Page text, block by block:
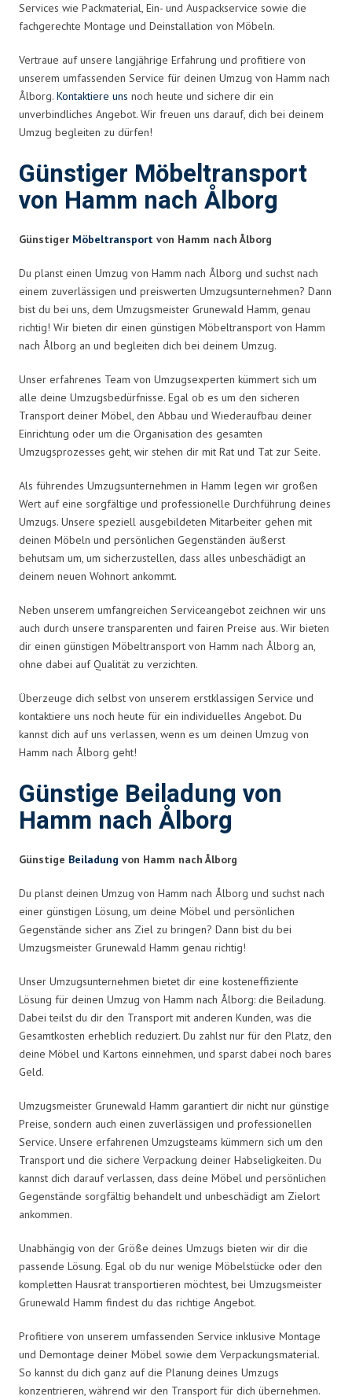
Services wie Packmaterial, Ein- und Auspackservice sowie die
fachgerechte Montage und Deinstallation von Möbeln.
Vertraue auf unsere langjährige Erfahrung und profitiere von
unserem umfassenden Service für deinen Umzug von Hamm nach
Ålborg. Kontaktiere uns noch heute und sichere dir ein
unverbindliches Angebot. Wir freuen uns darauf, dich bei deinem
Umzug begleiten zu dürfen!
Günstiger Möbeltransport
von Hamm nach Ålborg
Günstiger Möbeltransport von Hamm nach Ålborg
Du planst einen Umzug von Hamm nach Ålborg und suchst nach
einem zuverlässigen und preiswerten Umzugsunternehmen? Dann
bist du bei uns, dem Umzugsmeister Grunewald Hamm, genau
richtig! Wir bieten dir einen günstigen Möbeltransport von Hamm
nach Ålborg an und begleiten dich bei deinem Umzug.
Unser erfahrenes Team von Umzugsexperten kümmert sich um
alle deine Umzugsbedürfnisse. Egal ob es um den sicheren
Transport deiner Möbel, den Abbau und Wiederaufbau deiner
Einrichtung oder um die Organisation des gesamten
Umzugsprozesses geht, wir stehen dir mit Rat und Tat zur Seite.
Als führendes Umzugsunternehmen in Hamm legen wir großen
Wert auf eine sorgfältige und professionelle Durchführung deines
Umzugs. Unsere speziell ausgebildeten Mitarbeiter gehen mit
deinen Möbeln und persönlichen Gegenständen äußerst
behutsam um, um sicherzustellen, dass alles unbeschädigt an
deinem neuen Wohnort ankommt.
Neben unserem umfangreichen Serviceangebot zeichnen wir uns
auch durch unsere transparenten und fairen Preise aus. Wir bieten
dir einen günstigen Möbeltransport von Hamm nach Ålborg an,
ohne dabei auf Qualität zu verzichten.
Überzeuge dich selbst von unserem erstklassigen Service und
kontaktiere uns noch heute für ein individuelles Angebot. Du
kannst dich auf uns verlassen, wenn es um deinen Umzug von
Hamm nach Ålborg geht!
Günstige Beiladung von
Hamm nach Ålborg
Günstige Beiladung von Hamm nach Ålborg
Du planst deinen Umzug von Hamm nach Ålborg und suchst nach
einer günstigen Lösung, um deine Möbel und persönlichen
Gegenstände sicher ans Ziel zu bringen? Dann bist du bei
Umzugsmeister Grunewald Hamm genau richtig!
Unser Umzugsunternehmen bietet dir eine kosteneffiziente
Lösung für deinen Umzug von Hamm nach Ålborg: die Beiladung.
Dabei teilst du dir den Transport mit anderen Kunden, was die
Gesamtkosten erheblich reduziert. Du zahlst nur für den Platz, den
deine Möbel und Kartons einnehmen, und sparst dabei noch bares
Geld.
Umzugsmeister Grunewald Hamm garantiert dir nicht nur günstige
Preise, sondern auch einen zuverlässigen und professionellen
Service. Unsere erfahrenen Umzugsteams kümmern sich um den
Transport und die sichere Verpackung deiner Habseligkeiten. Du
kannst dich darauf verlassen, dass deine Möbel und persönlichen
Gegenstände sorgfältig behandelt und unbeschädigt am Zielort
ankommen.
Unabhängig von der Größe deines Umzugs bieten wir dir die
passende Lösung. Egal ob du nur wenige Möbelstücke oder den
kompletten Hausrat transportieren möchtest, bei Umzugsmeister
Grunewald Hamm findest du das richtige Angebot.
Profitiere von unserem umfassenden Service inklusive Montage
und Demontage deiner Möbel sowie dem Verpackungsmaterial.
So kannst du dich ganz auf die Planung deines Umzugs
konzentrieren, während wir den Transport für dich übernehmen.